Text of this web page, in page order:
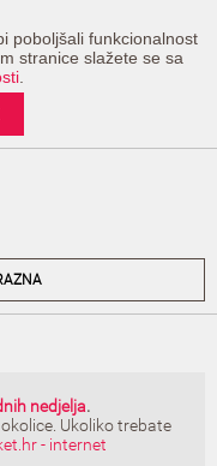
poboljšali funkcionalnost
stranice slažete se sa
nedjelja.
Ukoliko trebate
- internet